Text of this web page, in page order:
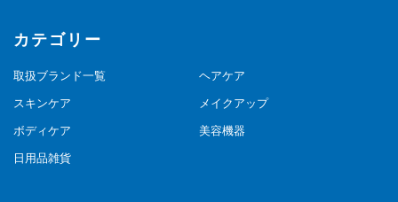
カテゴリー
取扱ブランド一覧 ヘアケア
スキンケア メイクアップ
ボディケア 美容機器
日用品雑貨